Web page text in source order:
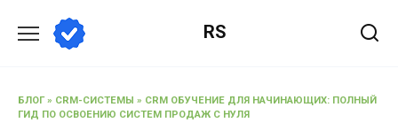
содержанию
RS
БЛОГ» CRM-СИСТЕМЫ » CRM ОБУЧЕНИЕ ДЛЯ НАЧИНАЮЩИХ: ПОЛНЫЙ
ГИД ПО ОСВОЕНИЮ СИСТЕМ ПРОДАЖ С НУЛЯ